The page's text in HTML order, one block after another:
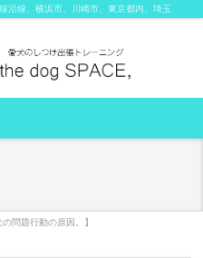
沿線、横浜市、川崎市、東京都内、埼玉
の問題行動の原因。】